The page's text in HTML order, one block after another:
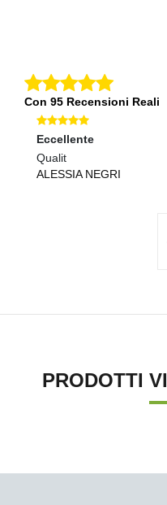
Con 95 Recensioni Reali
Eccellente
Qualit
ALESSIA NEGRI
PRODOTTI